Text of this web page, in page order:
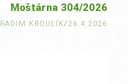
Moštárna 304/2026
RADIM KROULÍK/26.4.2026